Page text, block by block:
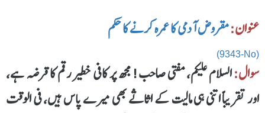
عنوان:مقروض آدمی کا عمرہ کرنے کا حکم
(9343-No)
سوال:السلام علیکم، مفتی صاحب! مجھ پر کافی خطیر رقم کا قرضہ ہے،
اور تقریباً اتنی ہی مالیت کے اثاثے بھی میرے پاس ہیں، فی الوقت